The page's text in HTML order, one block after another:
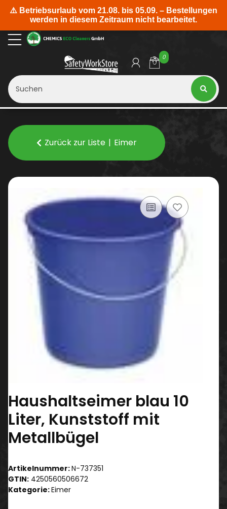
0
Zurück zur Liste Eimer
Haushaltseimer blau 10
Liter, Kunststoff mit
Metallbügel
Artikelnummer:N-737351
GTIN: 4250560506672
Kategorie:Eimer